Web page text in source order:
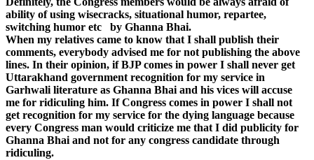
ability of using wisecracks, situational humor, repartee,
switching humor etc by Ghanna Bhai.
When my relatives came to know that I shall publish their
comments, everybody advised me for not publishing the above
lines. In their opinion, if BJP comes in power I shall never get
Uttarakhand government recognition for my service in
Garhwali literature as Ghanna Bhai and his vices will accuse
me for ridiculing him. If Congress comes in power I shall not
get recognition for my service for the dying language because
every Congress man would criticize me that I did publicity for
Ghanna Bhai and not for any congress candidate through
ridiculing.